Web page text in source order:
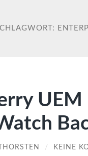
THORSTEN / KEINE